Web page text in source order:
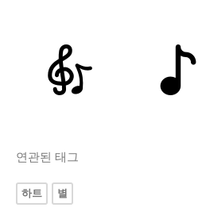
연관된 태그
하트 별